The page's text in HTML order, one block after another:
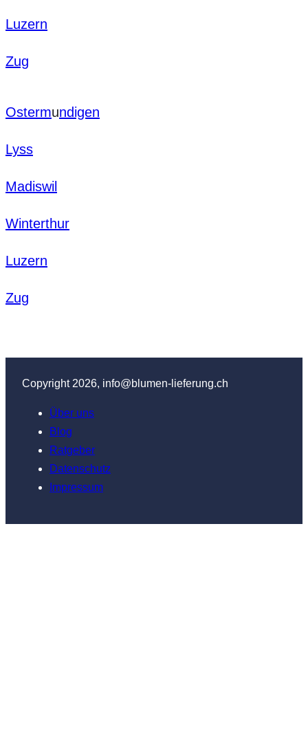
Luzern
Zug
Ostermundigen
Lyss
Madiswil
Winterthur
Luzern
Zug
Copyright 2026, info@blumen-lieferung.ch
Über uns
Blog
Ratgeber
Datenschutz
Impressum